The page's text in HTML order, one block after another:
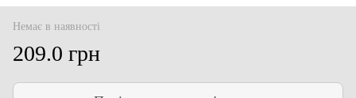
Немає в наявності
209.0 грн